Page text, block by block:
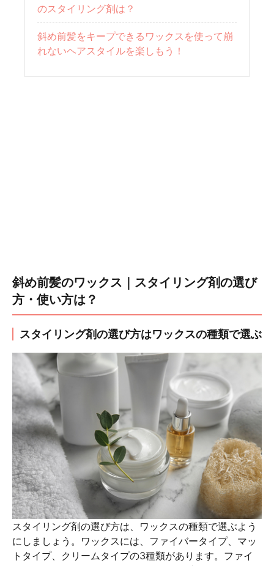
のスタイリング剤は？
斜め前髪をキープできるワックスを使って崩
れないヘアスタイルを楽しもう！
斜め前髪のワックス｜スタイリング剤の選び
方・使い方は？
スタイリング剤の選び方はワックスの種類で選ぶ
スタイリング剤の選び方は、ワックスの種類で選ぶよう
にしましょう。ワックスには、ファイバータイプ、マッ
トタイプ、クリームタイプの3種類があります。ファイ